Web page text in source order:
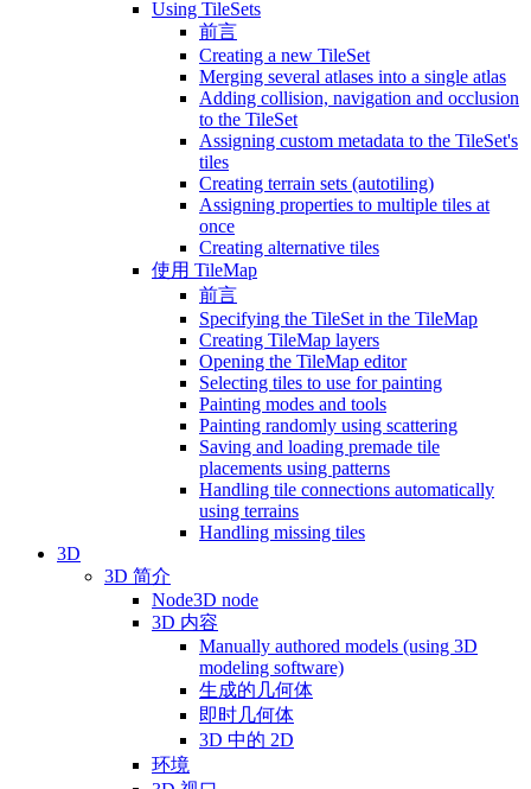
Using TileSets
前言
Creating a new TileSet
Merging several atlases into a single atlas
Adding collision, navigation and occlusion
to the TileSet
Assigning custom metadata to the TileSet's
tiles
Creating terrain sets (autotiling)
Assigning properties to multiple tiles at
once
Creating alternative tiles
使用 TileMap
前言
Specifying the TileSet in the TileMap
Creating TileMap layers
Opening the TileMap editor
Selecting tiles to use for painting
Painting modes and tools
Painting randomly using scattering
Saving and loading premade tile
placements using patterns
Handling tile connections automatically
using terrains
Handling missing tiles
3D
3D 简介
Node3D node
3D 内容
Manually authored models (using 3D
modeling software)
生成的几何体
即时几何体
3D 中的 2D
环境